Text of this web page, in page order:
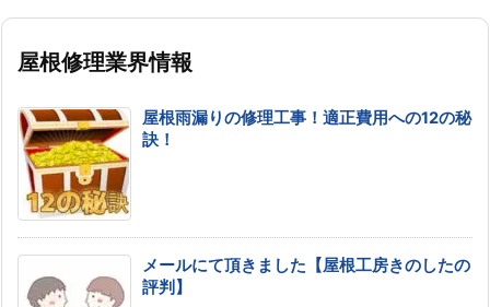
屋根修理業界情報
屋根雨漏りの修理工事！適正費用への12の秘
訣！
メールにて頂きました【屋根工房きのしたの
評判】